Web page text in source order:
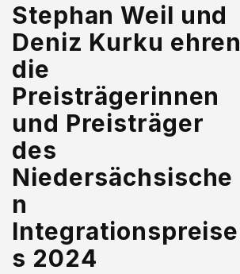
Stephan Weil und
Deniz Kurku ehren
die
Preisträgerinnen
und Preisträger
des
Niedersächsische
n
Integrationspreise
s 2024